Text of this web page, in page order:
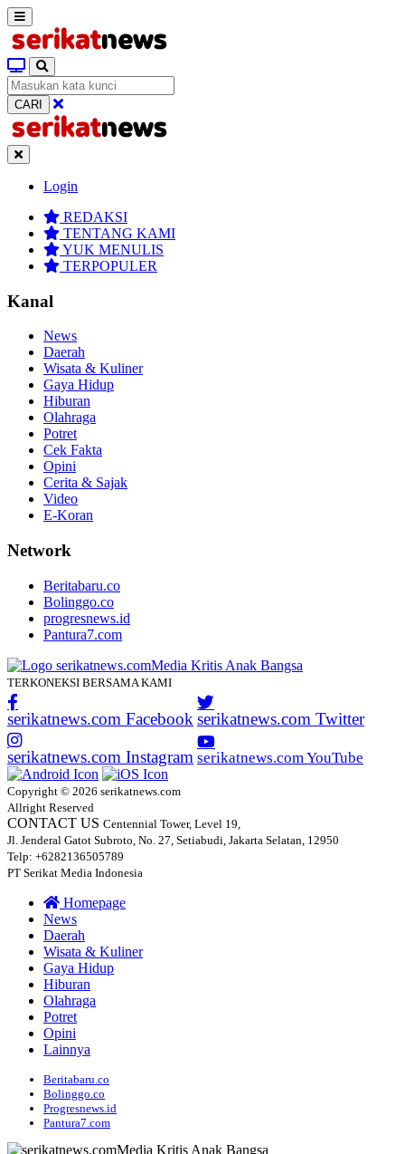
CARI
Login
REDAKSI
TENTANG KAMI
YUK MENULIS
TERPOPULER
Kanal
News
Daerah
Wisata & Kuliner
Gaya Hidup
Hiburan
Olahraga
Potret
Cek Fakta
Opini
Cerita & Sajak
Video
E-Koran
Network
Beritabaru.co
Bolinggo.co
progresnews.id
Pantura7.com
TERKONEKSI BERSAMA KAMI
serikatnews.com Facebook serikatnews.com Twitter
serikatnews.com Instagram serikatnews.com YouTube
Copyright © 2026 serikatnews.com
Allright Reserved
CONTACT US Centennial Tower, Level 19,
Jl. Jenderal Gatot Subroto, No. 27, Setiabudi, Jakarta Selatan, 12950
Telp: +6282136505789
PT Serikat Media Indonesia
Homepage
News
Daerah
Wisata & Kuliner
Gaya Hidup
Hiburan
Olahraga
Potret
Opini
Lainnya
Beritabaru.co
Bolinggo.co
Progresnews.id
Pantura7.com